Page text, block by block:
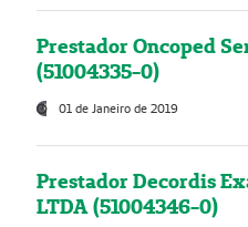
Prestador Oncoped
(51004335-0)
01 de Janeiro de 2019
Prestador Decordis
LTDA (51004346-0)